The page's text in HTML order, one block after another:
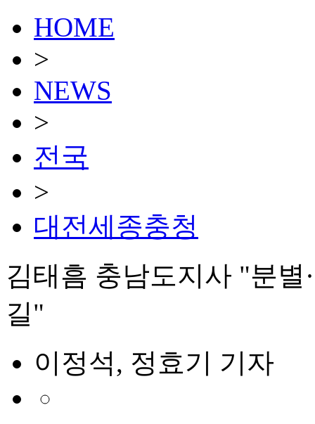
HOME
>
NEWS
>
전국
>
대전세종충청
김태흠 충남도지사 "분
길"
이정석, 정효기 기자